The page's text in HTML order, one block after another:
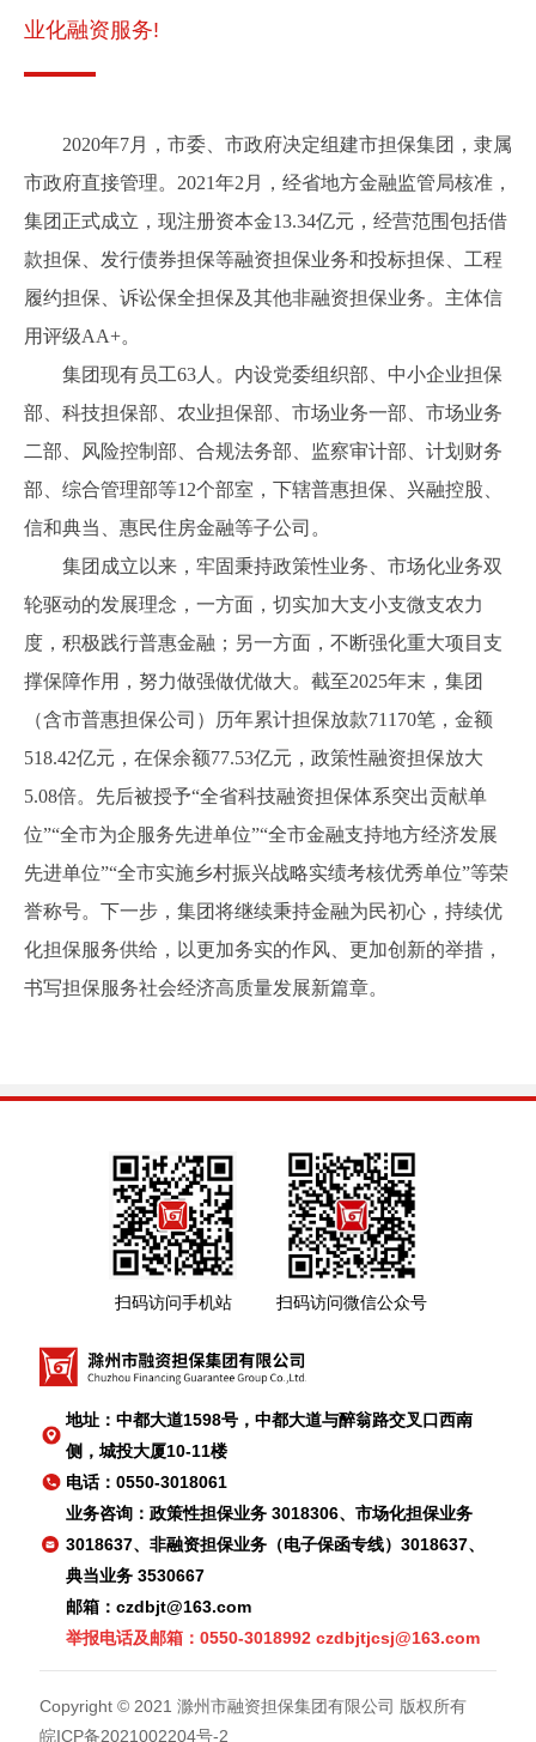
业化融资服务!
2020年7月，市委、市政府决定组建市担保集团，隶属
市政府直接管理。2021年2月，经省地方金融监管局核准，
集团正式成立，现注册资本金13.34亿元，经营范围包括借
款担保、发行债券担保等融资担保业务和投标担保、工程
履约担保、诉讼保全担保及其他非融资担保业务。主体信
用评级AA+。
集团现有员工63人。内设党委组织部、中小企业担保
部、科技担保部、农业担保部、市场业务一部、市场业务
二部、风险控制部、合规法务部、监察审计部、计划财务
部、综合管理部等12个部室，下辖普惠担保、兴融控股、
信和典当、惠民住房金融等子公司。
集团成立以来，牢固秉持政策性业务、市场化业务双
轮驱动的发展理念，一方面，切实加大支小支微支农力
度，积极践行普惠金融；另一方面，不断强化重大项目支
撑保障作用，努力做强做优做大。截至2025年末，集团
（含市普惠担保公司）历年累计担保放款71170笔，金额
518.42亿元，在保余额77.53亿元，政策性融资担保放大
5.08倍。先后被授予“全省科技融资担保体系突出贡献单
位”“全市为企服务先进单位”“全市金融支持地方经济发展
先进单位”“全市实施乡村振兴战略实绩考核优秀单位”等荣
誉称号。下一步，集团将继续秉持金融为民初心，持续优
化担保服务供给，以更加务实的作风、更加创新的举措，
书写担保服务社会经济高质量发展新篇章。
扫码访问手机站 扫码访问微信公众号
地址：中都大道1598号，中都大道与醉翁路交叉口西南
侧，城投大厦10-11楼
电话：0550-3018061
业务咨询：政策性担保业务 3018306、市场化担保业务
3018637、非融资担保业务（电子保函专线）3018637、
典当业务 3530667
邮箱：czdbjt@163.com
举报电话及邮箱： 0550-3018992 czdbjtjcsj@163.com
Copyright © 2021 滁州市融资担保集团有限公司 版权所有
皖ICP备2021002204号-2